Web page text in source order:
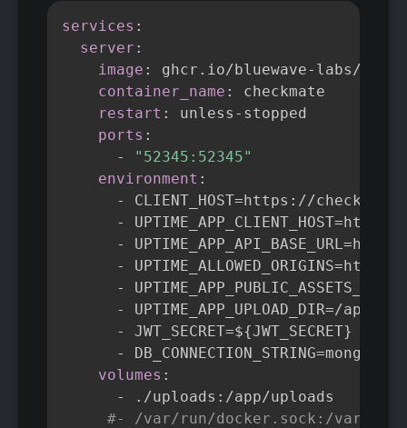
services :
server :
image : ghcr.io/bluewave- labs/
container_name :
checkmate
restart : unless - stopped
ports :
-
"52345:52345"
environment :
-
CLIENT_HOST=https : //
-
UPTIME_APP_CLIENT_HOST=https
-
UPTIME_APP_API_BASE_URL=https
-
UPTIME_ALLOWED_ORIGINS=https
-
-
UPTIME_APP_UPLOAD_DIR=/app/
-
JWT_SECRET=${JWT_SECRET}
-
DB_CONNECTION_STRING=mongodb
volumes :
-
./uploads : /app/uploads
#- /var/run/docker.sock:/var/run/